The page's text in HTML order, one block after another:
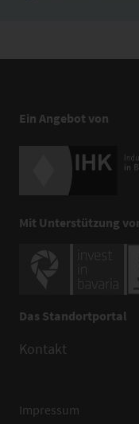
Ein Angebot von
Mit Unterstützung
Das Standortportal
Kontakt
Impressum